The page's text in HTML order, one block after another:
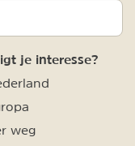
je interesse?
weg